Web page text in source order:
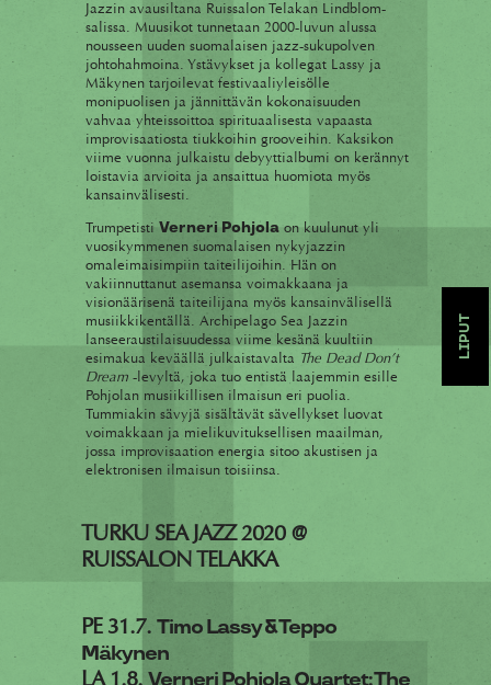
LIPUT
Jazzin avausiltana Ruissalon Telakan Lindblom-
salissa. Muusikot tunnetaan 2000-luvun alussa
nousseen uuden suomalaisen jazz-sukupolven
johtohahmoina. Ystävykset ja kollegat Lassy ja
Mäkynen tarjoilevat festivaaliyleisölle
monipuolisen ja jännittävän kokonaisuuden
vahvaa yhteissoittoa spirituaalisesta vapaasta
improvisaatiosta tiukkoihin grooveihin. Kaksikon
viime vuonna julkaistu debyyttialbumi on kerännyt
loistavia arvioita ja ansaittua huomiota myös
kansainvälisesti.
Trumpetisti Verneri Pohjolaon kuulunut yli
vuosikymmenen suomalaisen nykyjazzin
omaleimaisimpiin taiteilijoihin. Hän on
vakiinnuttanut asemansa voimakkaana ja
visionäärisenä taiteilijana myös kansainvälisellä
musiikkikentällä. Archipelago Sea Jazzin
lanseeraustilaisuudessa viime kesänä kuultiin
esimakua keväällä julkaistavalta The Dead Don’t
Dream-levyltä, joka tuo entistä laajemmin esille
Pohjolan musiikillisen ilmaisun eri puolia.
Tummiakin sävyjä sisältävät sävellykset luovat
voimakkaan ja mielikuvituksellisen maailman,
jossa improvisaation energia sitoo akustisen ja
elektronisen ilmaisun toisiinsa.
TURKU SEA JAZZ 2020 @
RUISSALON TELAKKA
PE 31.7. Timo Lassy & Teppo
Mäkynen
LA 1.8. Verneri Pohjola Quartet: The